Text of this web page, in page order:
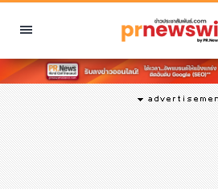
หมวดหมู่
พีอาร์ นิวส์ไวร์
สินค้า, บริการ
โปรโมชั่น
งานอีเว้นท์
รีวิว